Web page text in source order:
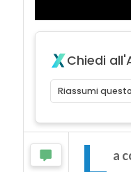
Chiedi
Riassumi
L a